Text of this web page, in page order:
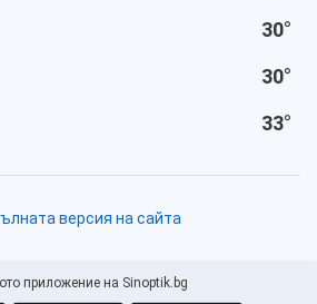
30°
30°
33°
версия на сайта
приложение на Sinoptik.bg